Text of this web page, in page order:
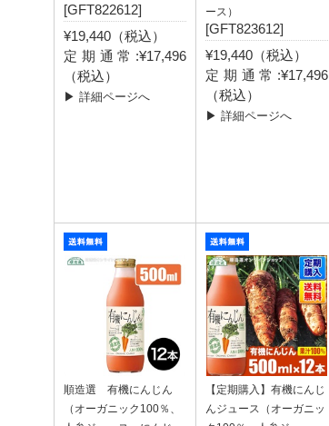
[GFT822612]
¥19,440（税込）
定期通常:¥17,496
（税込）
▶ 詳細ページへ
ース）
[GFT823612]
¥19,440（税込）
定期通常:¥17,496
（税込）
▶ 詳細ページへ
順造選 有機にんじん
（オーガニック100％、
【定期購入】有機にんじ
んジュース（オーガニッ